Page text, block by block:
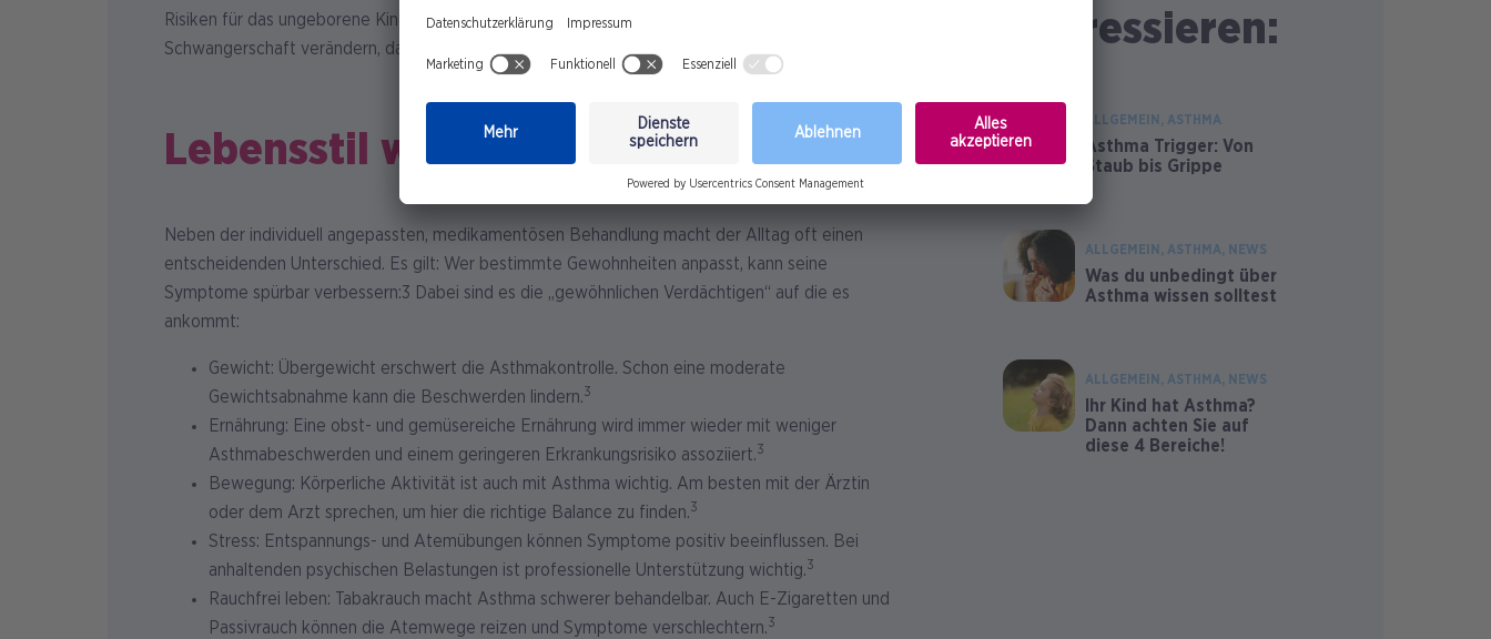
Risiken für das ungeborene Kind möglichst gering zu halten. Außerdem kann sich Asthma in der
Schwangerschaft verändern, daher sollte diese Zeit ärztlich intensiv begleitet werden.
Lebensstil wirkt auf Symptome
Neben der individuell angepassten, medikamentösen Behandlung macht der Alltag oft einen
entscheidenden Unterschied. Es gilt: Wer bestimmte Gewohnheiten anpasst, kann seine
Symptome spürbar verbessern:3 Dabei sind es die „gewöhnlichen Verdächtigen“ auf die es
ankommt:
Gewicht: Übergewicht erschwert die Asthmakontrolle. Schon eine moderate
Gewichtsabnahme kann die Beschwerden lindern.3
Ernährung: Eine obst- und gemüsereiche Ernährung wird immer wieder mit weniger
Asthmabeschwerden und einem geringeren Erkrankungsrisiko assoziiert.3
Bewegung: Körperliche Aktivität ist auch mit Asthma wichtig. Am besten mit der Ärztin
oder dem Arzt sprechen, um hier die richtige Balance zu finden.3
Stress: Entspannungs- und Atemübungen können Symptome positiv beeinflussen. Bei
anhaltenden psychischen Belastungen ist professionelle Unterstützung wichtig.3
Rauchfrei leben: Tabakrauch macht Asthma schwerer behandelbar. Auch E-Zigaretten und
Passivrauch können die Atemwege reizen und Symptome verschlechtern.3
interessieren:
ALLGEMEIN ASTHMA
Asthma Trigger: Von
Staub bis Grippe
ALLGEMEIN ASTHMA NEWS
Was du unbedingt über
Asthma wissen solltest
ALLGEMEIN ASTHMA NEWS
Ihr Kind hat Asthma?
Dann achten Sie auf
diese 4 Bereiche!